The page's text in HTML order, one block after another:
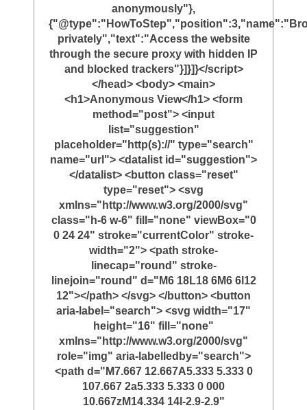
anonymously"},
privately","text":"Access the website
through the secure proxy with hidden IP
and blocked trackers"}]}]}</script>
</head> <body> <main>
<h1>Anonymous View</h1> <form
method="post"> <input
list="suggestion"
placeholder="http(s)://" type="search"
name="url"> <datalist id="suggestion">
</datalist> <button class="reset"
type="reset"> <svg
xmlns="http://www.w3.org/2000/svg"
class="h-6 w-6" fill="none" viewBox="0
0 24 24" stroke="currentColor" stroke-
width="2"> <path stroke-
linecap="round" stroke-
linejoin="round" d="M6 18L18 6M6 6l12
12"></path> </svg> </button> <button
aria-label="search"> <svg width="17"
height="16" fill="none"
xmlns="http://www.w3.org/2000/svg"
role="img" aria-labelledby="search">
<path d="M7.667 12.667A5.333 5.333 0
107.667 2a5.333 5.333 0 000
10.667zM14.334 14l-2.9-2.9"